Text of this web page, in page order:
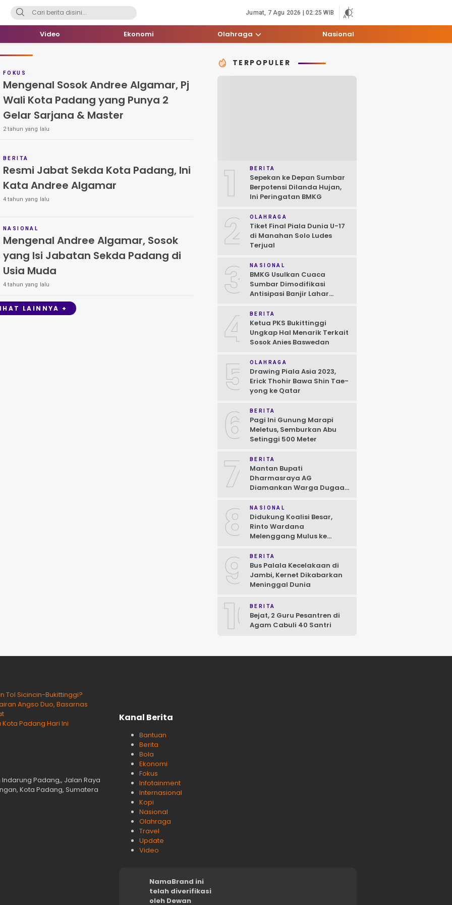
Jumat, 7 Agu 2026 | 02:25 WIB
Video Ekonomi Olahraga Nasional
FOKUS
Mengenal Sosok Andree Algamar, Pj
Wali Kota Padang yang Punya 2
Gelar Sarjana & Master
2 tahun yang lalu
BERITA
Resmi Jabat Sekda Kota Padang, Ini
Kata Andree Algamar
4 tahun yang lalu
NASIONAL
Mengenal Andree Algamar, Sosok
yang Isi Jabatan Sekda Padang di
Usia Muda
4 tahun yang lalu
LAINNYA +
TERPOPULER
1 BERITA
Sepekan ke Depan Sumbar
Berpotensi Dilanda Hujan,
Ini Peringatan BMKG
2 OLAHRAGA
Tiket Final Piala Dunia U-17
di Manahan Solo Ludes
Terjual
3 NASIONAL
BMKG Usulkan Cuaca
Sumbar Dimodifikasi
Antisipasi Banjir Lahar
4 BERITA
Ketua PKS Bukittinggi
Ungkap Hal Menarik Terkait
Sosok Anies Baswedan
5 OLAHRAGA
Drawing Piala Asia 2023,
Erick Thohir Bawa Shin Tae-
yong ke Qatar
6 BERITA
Pagi Ini Gunung Marapi
Meletus, Semburkan Abu
Setinggi 500 Meter
7 BERITA
Mantan Bupati
Dharmasraya AG
Diamankan Warga Dugaan
8 NASIONAL
Didukung Koalisi Besar,
Rinto Wardana
Melenggang Mulus ke
Mentawai
9 BERITA
Bus Palala Kecelakaan di
Jambi, Kernet Dikabarkan
Meninggal Dunia
10BERITA
Bejat, 2 Guru Pesantren di
Agam Cabuli 40 Santri
Tol Sicincin-Bukittinggi?
Angso Duo, Basarnas
Padang Hari Ini
Indarung Padang,, Jalan Raya
Kota Padang, Sumatera
Kanal Berita
Bantuan
Berita
Bola
Ekonomi
Fokus
Infotainment
Internasional
Kopi
Nasional
Olahraga
Travel
Update
Video
NamaBrand ini
telah diverifikasi
oleh Dewan